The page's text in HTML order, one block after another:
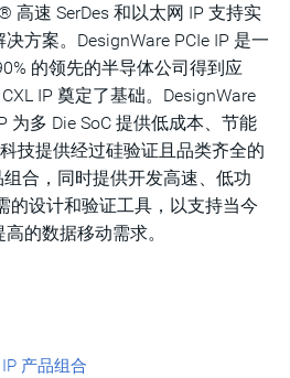
高速 SerDes 和以太网 IP 支持实
方案。DesignWare PCIe IP 是一
的领先的半导体公司得到应
IP 奠定了基础。DesignWare
为多 Die SoC 提供低成本、节能
技提供经过硅验证且品类齐全的
组合，同时提供开发高速、低功
的设计和验证工具，以支持当今
的数据移动需求。
产品组合